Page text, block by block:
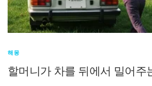
해몽
할머니가 차를 뒤에서 밀어주